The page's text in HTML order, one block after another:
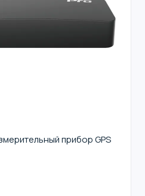
прибор GPS